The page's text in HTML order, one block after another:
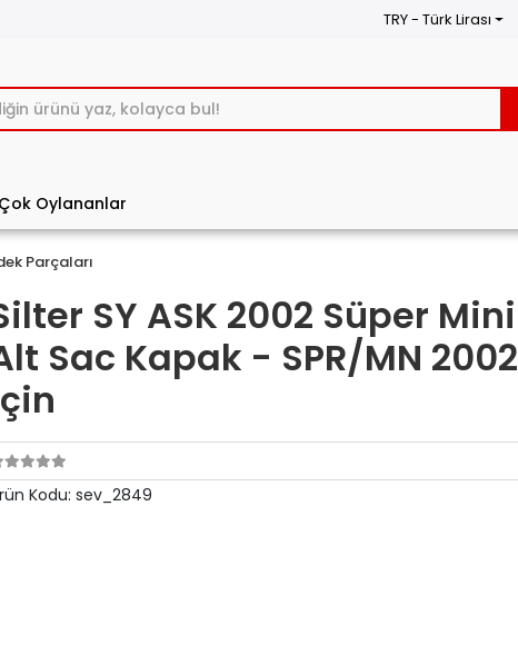
TRY - Türk Lirası
Oylananlar
Parçaları
SY ASK 2002 Süper Mini
Sac Kapak - SPR/MN 2002
Kodu:sev_2849